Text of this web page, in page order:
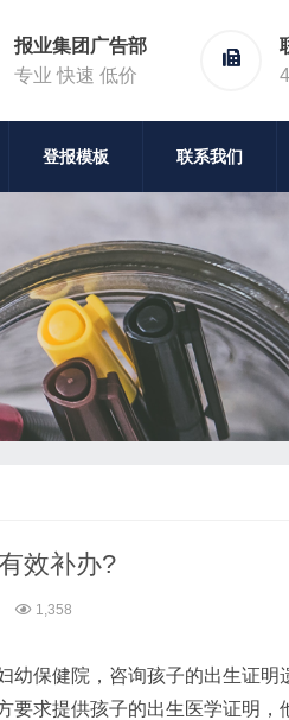
报业集团广告部
专业 快速 低价
登报模板 联系我们
效补办?
1,358
幼保健院，咨询孩子的出生证明
要求提供孩子的出生医学证明，